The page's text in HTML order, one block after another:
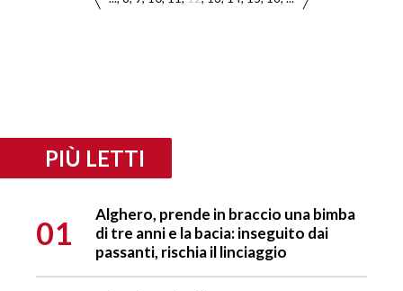
PIÙ LETTI
01
Alghero, prende in braccio una bimba
di tre anni e la bacia: inseguito dai
passanti, rischia il linciaggio